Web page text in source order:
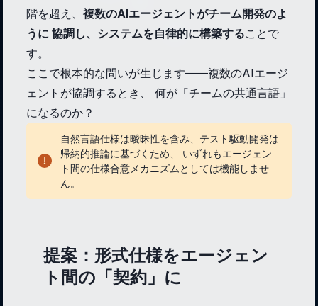
階を超え、 複数のAIエージェントがチーム開発のよ
うに 協調し、システムを自律的に構築することで
す。
ここで根本的な問いが生じます——複数のAIエージ
ェントが協調するとき、 何が「チームの共通言語」
になるのか？
自然言語仕様は曖昧性を含み、テスト駆動開発は
帰納的推論に基づくため、 いずれもエージェン
ト間の仕様合意メカニズムとしては機能しませ
ん。
提案：形式仕様をエージェン
ト間の「契約」に